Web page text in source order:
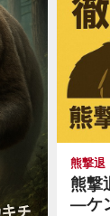
熊撃退
熊撃
—ケ